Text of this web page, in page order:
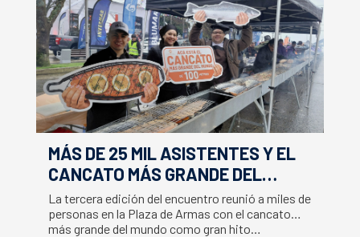
MÁS DE 25 MIL ASISTENTES Y EL
CANCATO MÁS GRANDE DEL
MUNDO MARCAN EXITOSO CIERRE
DE LA SEMANA DEL SALMÓN
La tercera edición del encuentro reunió a miles de
personas en la Plaza de Armas con el cancato
más grande del mundo como gran hito…